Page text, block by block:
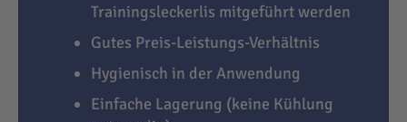
Trainingsleckerlis mitgeführt werden
Gutes Preis-Leistungs-Verhältnis
Hygienisch in der Anwendung
Einfache Lagerung (keine Kühlung